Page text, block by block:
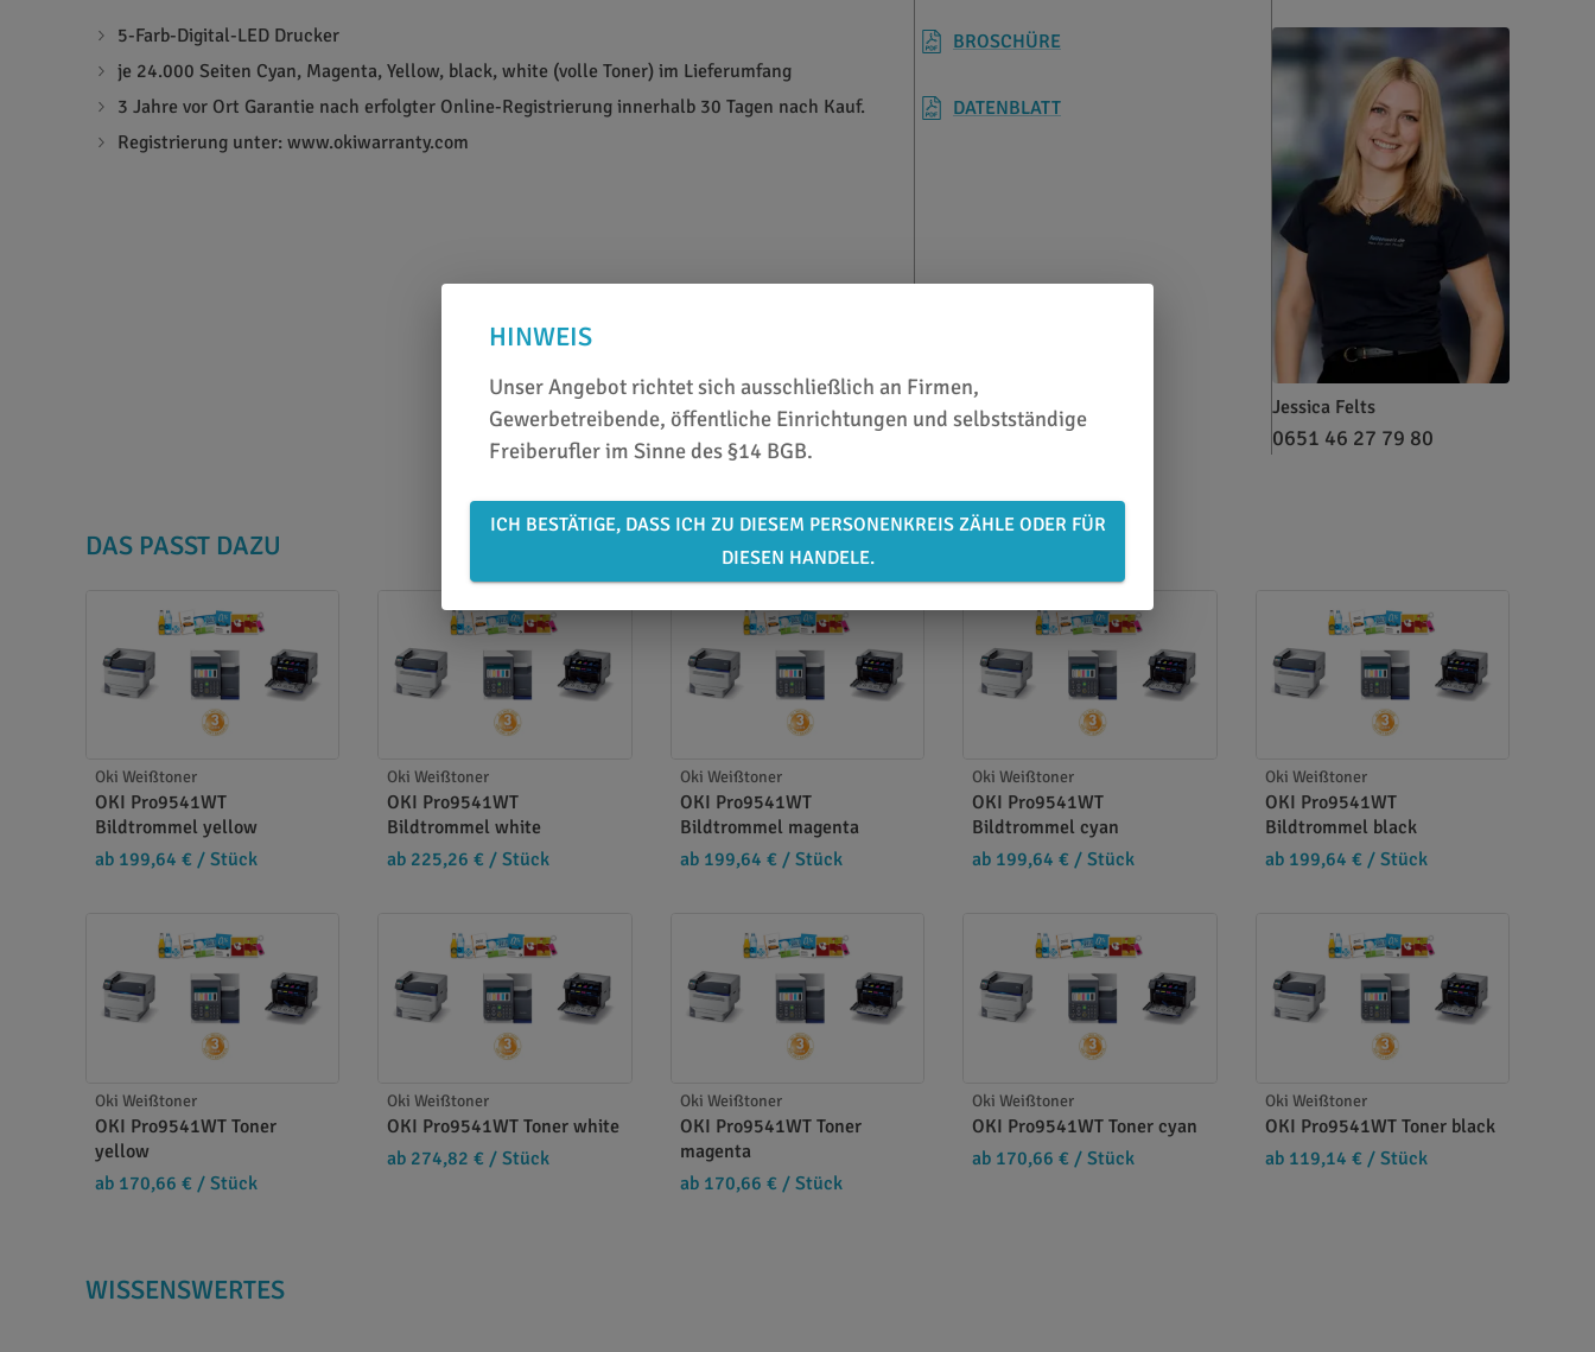
5-Farb-Digital-LED Drucker
je 24.000 Seiten Cyan, Magenta, Yellow, black, white (volle Toner) im Lieferumfang
3 Jahre vor Ort Garantie nach erfolgter Online-Registrierung innerhalb 30 Tagen nach Kauf.
Registrierung unter: www.okiwarranty.com
BROSCHÜRE
DATENBLATT
Jessica Felts
0651 46 27 79 80
DAS PASST DAZU
Oki Weißtoner
OKI Pro9541WT
Bildtrommel yellow
ab 199,64 € / Stück
Oki Weißtoner
OKI Pro9541WT
Bildtrommel white
ab 225,26 € / Stück
Oki Weißtoner
OKI Pro9541WT
Bildtrommel magenta
ab 199,64 € / Stück
Oki Weißtoner
OKI Pro9541WT
Bildtrommel cyan
ab 199,64 € / Stück
Oki Weißtoner
OKI Pro9541WT
Bildtrommel black
ab 199,64 € / Stück
Oki Weißtoner
OKI Pro9541WT Toner
yellow
ab 170,66 € / Stück
Oki Weißtoner
OKI Pro9541WT Toner white
ab 274,82 € / Stück
Oki Weißtoner
OKI Pro9541WT Toner
magenta
ab 170,66 € / Stück
Oki Weißtoner
OKI Pro9541WT Toner cyan
ab 170,66 € / Stück
Oki Weißtoner
OKI Pro9541WT Toner black
ab 119,14 € / Stück
WISSENSWERTES
HINWEIS
Unser Angebot richtet sich ausschließlich an Firmen,
Gewerbetreibende, öffentliche Einrichtungen und selbstständige
Freiberufler im Sinne des §14 BGB.
ICH BESTÄTIGE, DASS ICH ZU DIESEM PERSONENKREIS ZÄHLE ODER FÜR
DIESEN HANDELE.